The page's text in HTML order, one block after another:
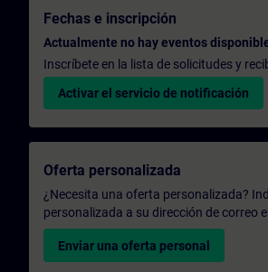
Fechas e inscripción
Actualmente no hay eventos
Inscríbete en la lista de solicitudes y
Activar el servicio de notificación
Oferta personalizada
¿Necesita una oferta personalizada?
personalizada a su dirección de correo
Enviar una oferta personal